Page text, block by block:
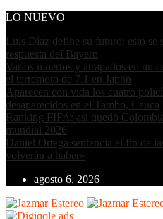
LO NUEVO
Luis Díaz define su futuro: esto
respuesta del Bayern
Varios muertos y atrapados en un
el terremoto de 7.1 en Japón
Aparecen con vida los cuatro
desaparecidos en el Tambo, Cauca
Ranking FIFA: así quedó
mundial 2026
Daniel Ortega sentencia el fin de
volverán a haber»
agosto 6, 2026